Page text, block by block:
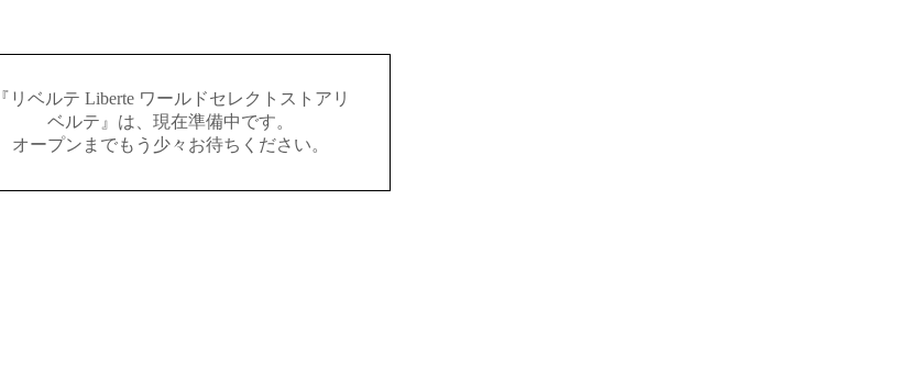
『リベルテ Liberte ワールドセレクトストアリ
ベルテ』は、現在準備中です。
オープンまでもう少々お待ちください。